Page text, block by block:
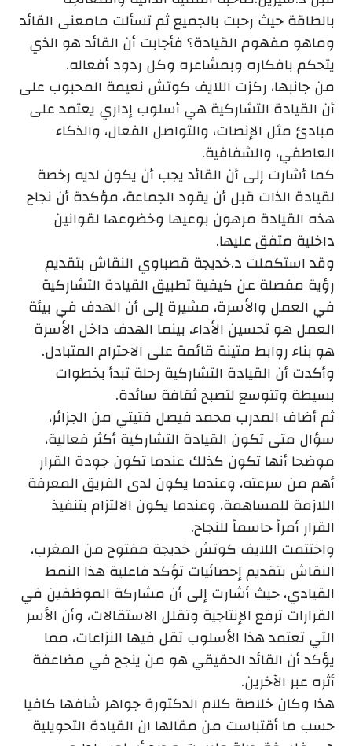
بالطاقة حيث رحبت بالجميع ثم تسألت مامعنى القائد
وماهو مفهوم القيادة؟ فأجابت أن القائد هو الذي
يتحكم بافكاره وبمشاعره وكل ردود أفعاله.
من جانبها، ركزت اللايف كوتش نعيمة المحبوب على
أن القيادة التشاركية هي أسلوب إداري يعتمد على
مبادئ مثل الإنصات، والتواصل الفعال، والذكاء
العاطفي، والشفافية.
كما أشارت إلى أن القائد يجب أن يكون لديه رخصة
لقيادة الذات قبل أن يقود الجماعة، مؤكدة أن نجاح
هذه القيادة مرهون بوعيها وخضوعها لقوانين
داخلية متفق عليها.
وقد استكملت د.خديجة قصباوي النقاش بتقديم
رؤية مفصلة عن كيفية تطبيق القيادة التشاركية
في العمل والأسرة، مشيرة إلى أن الهدف في بيئة
العمل هو تحسين الأداء، بينما الهدف داخل الأسرة
هو بناء روابط متينة قائمة على الاحترام المتبادل.
وأكدت أن القيادة التشاركية رحلة تبدأ بخطوات
بسيطة وتتوسع لتصبح ثقافة سائدة.
ثم أضاف المدرب محمد فيصل فتيتي من الجزائر،
سؤال متى تكون القيادة التشاركية أكثر فعالية،
موضحا أنها تكون كذلك عندما تكون جودة القرار
أهم من سرعته، وعندما يكون لدى الفريق المعرفة
اللازمة للمساهمة، وعندما يكون الالتزام بتنفيذ
القرار أمراً حاسماً للنجاح.
واختتمت اللايف كوتش خديجة مفتوح من المغرب،
النقاش بتقديم إحصائيات تؤكد فاعلية هذا النمط
القيادي، حيث أشارت إلى أن مشاركة الموظفين في
القرارات ترفع الإنتاجية وتقلل الاستقالات، وأن الأسر
التي تعتمد هذا الأسلوب تقل فيها النزاعات، مما
يؤكد أن القائد الحقيقي هو من ينجح في مضاعفة
أثره عبر الآخرين.
هذا وكان خلاصة كلام الدكتورة جواهر شافها كافيا
حسب ما أقتباست من مقالها ان القيادة التحويلية